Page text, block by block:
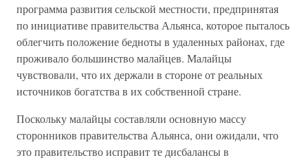
программа развития сельской местности, предпринятая
по инициативе правительства Альянса, которое пыталось
облегчить положение бедноты в удаленных районах, где
проживало большинство малайцев. Малайцы
чувствовали, что их держали в стороне от реальных
источников богатства в их собственной стране.
Поскольку малайцы составляли основную массу
сторонников правительства Альянса, они ожидали, что
это правительство исправит те дисбалансы в